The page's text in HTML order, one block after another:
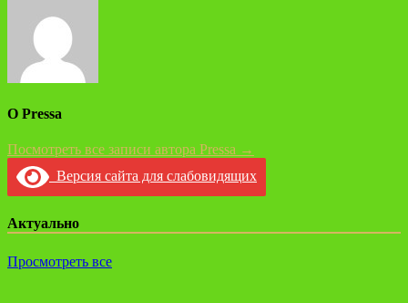
О Pressa
Посмотреть все записи автора Pressa →
Версия сайта для слабовидящих
Актуально
Просмотреть все